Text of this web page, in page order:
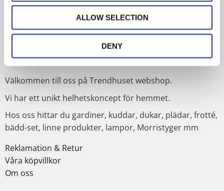
ALLOW SELECTION
DENY
PRENUMERERA
Dina personuppgifter behandlas i enlighet med vår
Om Trendhuset
Välkommen till oss på Trendhuset webshop.
Vi har ett unikt helhetskoncept för hemmet.
Hos oss hittar du gardiner, kuddar, dukar, plädar, frotté,
bädd-set, linne produkter, lampor, Morristyger mm
Reklamation & Retur
Våra köpvillkor
Om oss